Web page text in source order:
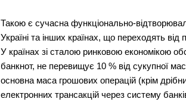
Такою є сучасна функціонально-
Україні та інших країнах, що переходять
У країнах зі сталою ринковою економікою
банкнот, не перевищує 10 % від сукупної
основна маса грошових операцій (крім
електронних трансакцій через систему